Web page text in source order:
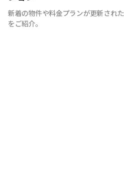
新着の物件や料金プランが更新され
をご紹介。